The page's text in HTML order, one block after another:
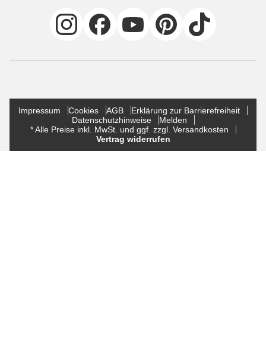
Impressum Cookies AGB
Erklärung zur Barrierefreiheit
Datenschutzhinweise
Melden
* Alle Preise inkl. MwSt. und ggf. zzgl. Versandkosten
Vertrag widerrufen